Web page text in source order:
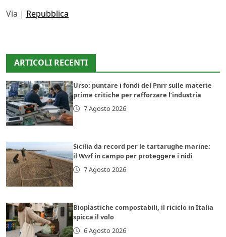
Via | Repubblica
ARTICOLI RECENTI
Urso: puntare i fondi del Pnrr sulle materie
prime critiche per rafforzare l’industria
7 Agosto 2026
Sicilia da record per le tartarughe marine:
il Wwf in campo per proteggere i nidi
7 Agosto 2026
Bioplastiche compostabili, il riciclo in Italia
spicca il volo
6 Agosto 2026